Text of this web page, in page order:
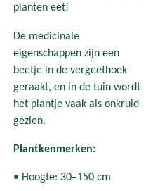
planten eet!
De medicinale
eigenschappen zijn een
beetje in de vergeethoek
geraakt, en in de tuin wordt
het plantje vaak als onkruid
gezien.
Plantkenmerken:
• Hoogte: 30–150 cm